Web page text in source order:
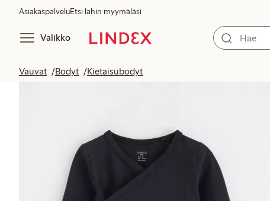
AsiakaspalveluEtsi lähin myymäläsi
Valikko
Vauvat Bodyt Kietaisubodyt